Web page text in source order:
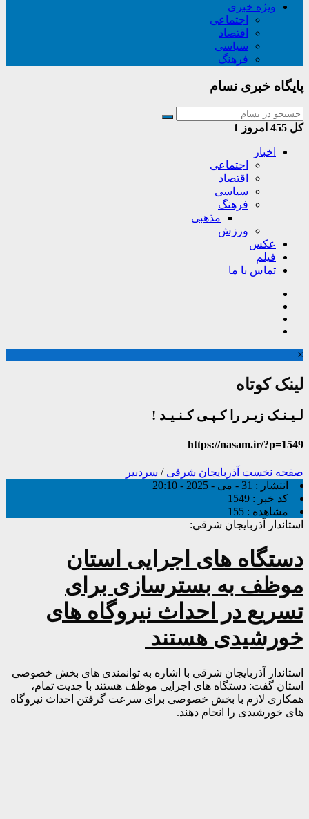
ویژه خبری
اجتماعی
اقتصاد
سیاسی
فرهنگ
پایگاه خبری نسام
کل امروز 1
اخبار
اجتماعی
اقتصاد
سیاسی
فرهنگ
مذهبی
ورزش
عکس
فیلم
تماس با ما
×
لینک کوتاه
لـیـنـک زیـر را کـپـی کـنـیـد !
https://nasam.ir/?p=1549
صفحه نخست آذربایجان شرقی / سردبیر
انتشار : 31 - می - 2025 - 20:10
کد خبر : 1549
مشاهده : 155
استاندار آذربایجان شرقی:
دستگاه های اجرایی استان
موظف به بسترسازی برای
تسریع در احداث نیروگاه های
خورشیدی هستند
استاندار آذربایجان شرقی با اشاره به توانمندی های بخش خصوصی
استان گفت: دستگاه های اجرایی موظف هستند با جدیت تمام،
همکاری لازم با بخش خصوصی برای سرعت گرفتن احداث نیروگاه
های خورشیدی را انجام دهند.